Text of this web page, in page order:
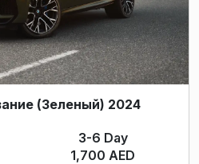
(Зеленый) 2024
3-6 Day
1,700 AED